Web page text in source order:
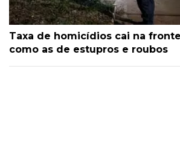
Taxa de homicídios cai na
como as de estupros e roubos